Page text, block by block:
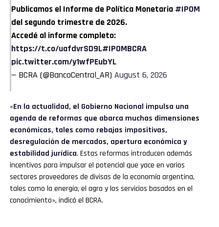
Publicamos el Informe de Política Monetaria #IPOM
del segundo trimestre de 2026.
Accedé al informe completo:
https://t.co/uafdvrSD9L#IPOMBCRA
pic.twitter.com/y1wfPEubYL
— BCRA (@BancoCentral_AR) August 6, 2026
«En la actualidad, el Gobierno Nacional impulsa una
agenda de reformas que abarca muchas dimensiones
económicas, tales como rebajas impositivas,
desregulación de mercados, apertura económica y
estabilidad jurídica. Estas reformas introducen además
incentivos para impulsar el potencial que yace en varios
sectores proveedores de divisas de la economía argentina,
tales como la energía, el agro y los servicios basados en el
conocimiento», indicó el BCRA.